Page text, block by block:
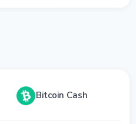
Bitcoin Cash